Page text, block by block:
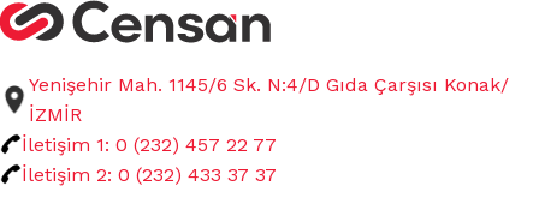
Yenişehir Mah. 1145/6 Sk. N:4/D Gıda Çarşısı Konak/
İZMİR
İletişim 1: 0 (232) 457 22 77
İletişim 2: 0 (232) 433 37 37